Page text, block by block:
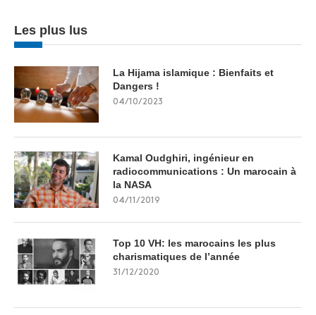
Les plus lus
La Hijama islamique : Bienfaits et
Dangers !
04/10/2023
Kamal Oudghiri, ingénieur en
radiocommunications : Un marocain à
la NASA
04/11/2019
Top 10 VH: les marocains les plus
charismatiques de l’année
31/12/2020